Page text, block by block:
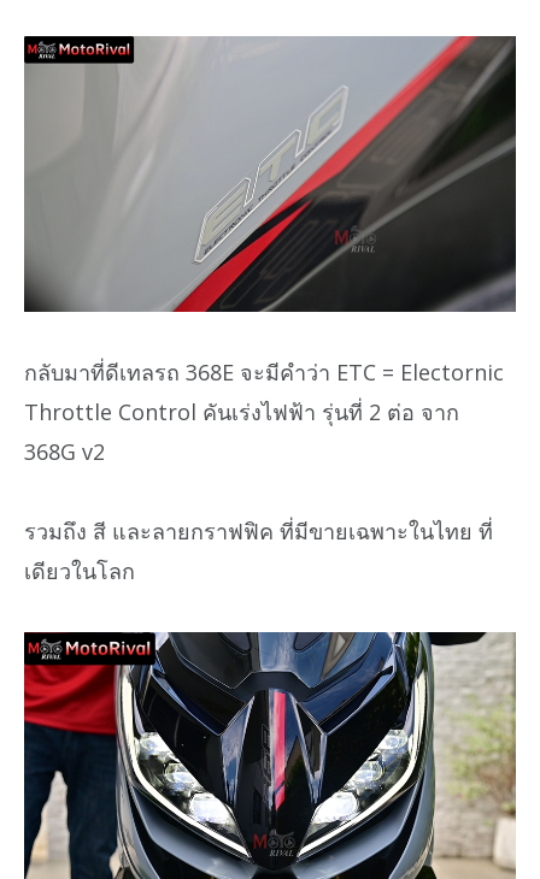
กลับมาที่ดีเทลรถ 368E จะมีคำว่า ETC = Electornic
Throttle Control คันเร่งไฟฟ้า รุ่นที่ 2 ต่อ จาก
368G v2
รวมถึง สี และลายกราฟฟิค ที่มีขายเฉพาะในไทย ที่
เดียวในโลก